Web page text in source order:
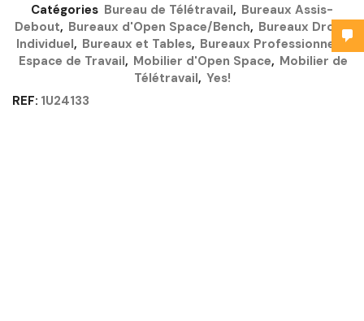
Catégories Bureau de Télétravail, Bureaux Assis-
Debout, Bureaux d'Open Space/Bench, Bureaux Droits
Individuel, Bureaux et Tables, Bureaux Professionnels,
Espace de Travail, Mobilier d'Open Space, Mobilier de
Télétravail, Yes!
REF: 1U24133